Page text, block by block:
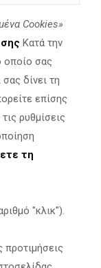
Cookies»
Κατά την
οποίο σας
δίνει τη
επίσης
ρυθμίσεις
τη
"κλικ").